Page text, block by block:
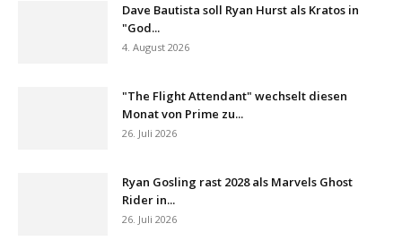
Dave Bautista soll Ryan Hurst als Kratos in
"God...
4. August 2026
"The Flight Attendant" wechselt diesen
Monat von Prime zu...
26. Juli 2026
Ryan Gosling rast 2028 als Marvels Ghost
Rider in...
26. Juli 2026